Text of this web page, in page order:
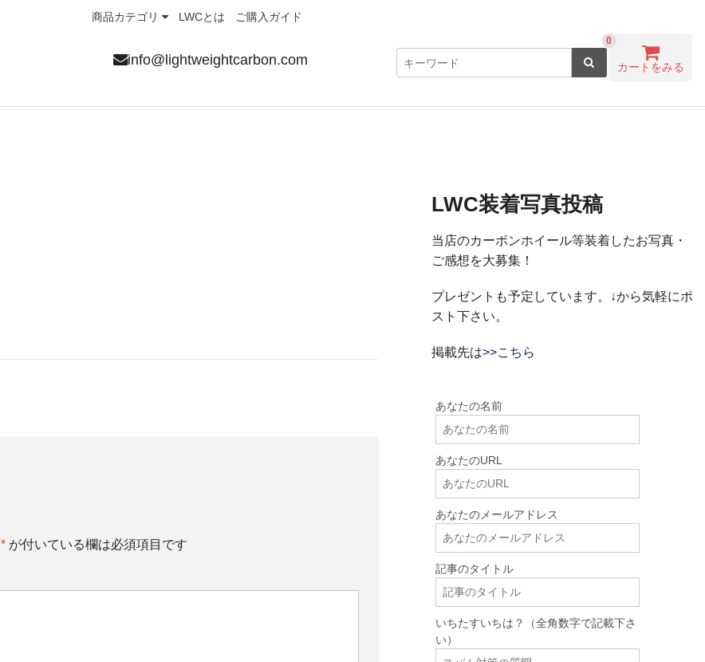
カートをみる
0
商品カテゴリ LWCとは ご購入ガイド
info@lightweightcarbon.com
*が付いている欄は必須項目です
LWC装着写真投稿
当店のカーボンホイール等装着したお写真・
ご感想を大募集！
プレゼントも予定しています。↓から気軽にポ
スト下さい。
掲載先は>>こちら
あなたの名前
あなたのURL
あなたのメールアドレス
記事のタイトル
いちたすいちは？（全角数字で記載下さ
い）